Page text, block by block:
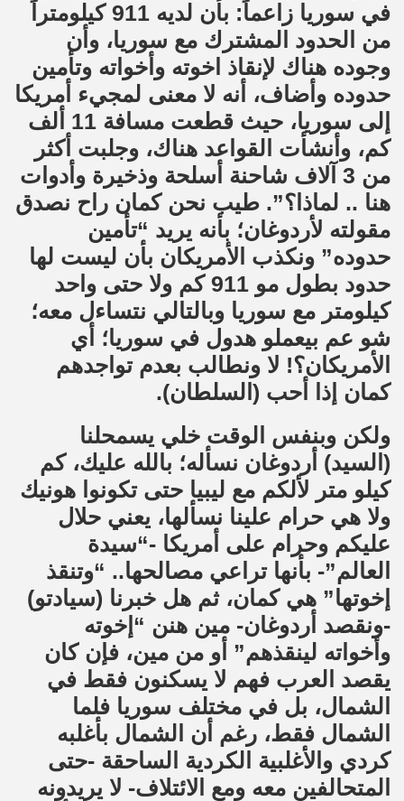
في سوريا زاعماً: بأن لديه 911 كيلومتراً
من الحدود المشترك مع سوريا، وأن
وجوده هناك لإنقاذ اخوته وأخواته وتأمين
حدوده وأضاف، أنه لا معنى لمجيء أمريكا
إلى سوريا، حيث قطعت مسافة 11 ألف
كم، وأنشأت القواعد هناك، وجلبت أكثر
من 3 آلاف شاحنة أسلحة وذخيرة وأدوات
هنا .. لماذا؟”. طيب نحن كمان راح نصدق
مقولته لأردوغان؛ بأنه يريد “تأمين
حدوده” ونكذب الأمريكان بأن ليست لها
حدود بطول مو 911 كم ولا حتى واحد
كيلومتر مع سوريا وبالتالي نتساءل معه؛
شو عم بيعملو هدول في سوريا؛ أي
الأمريكان؟! لا ونطالب بعدم تواجدهم
كمان إذا أحب (السلطان).
ولكن وبنفس الوقت خلي يسمحلنا
(السيد) أردوغان نسأله؛ بالله عليك، كم
كيلو متر لألكم مع ليبيا حتى تكونوا هونيك
ولا هي حرام علينا نسألها، يعني حلال
عليكم وحرام على أمريكا -“سيدة
العالم”- بأنها تراعي مصالحها.. “وتنقذ
إخوتها” هي كمان، ثم هل خبرنا (سيادتو)
-ونقصد أردوغان- مين هنن “إخوته
وأخواته لينقذهم” أو من مين، فإن كان
يقصد العرب فهم لا يسكنون فقط في
الشمال، بل في مختلف سوريا فلما
الشمال فقط، رغم أن الشمال بأغلبه
كردي والأغلبية الكردية الساحقة -حتى
المتحالفين معه ومع الائتلاف- لا يريدونه